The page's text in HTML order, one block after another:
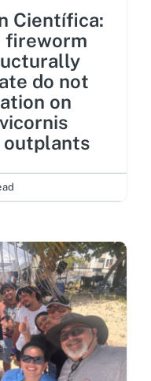
Científica:
fireworm
do not
on
outplants